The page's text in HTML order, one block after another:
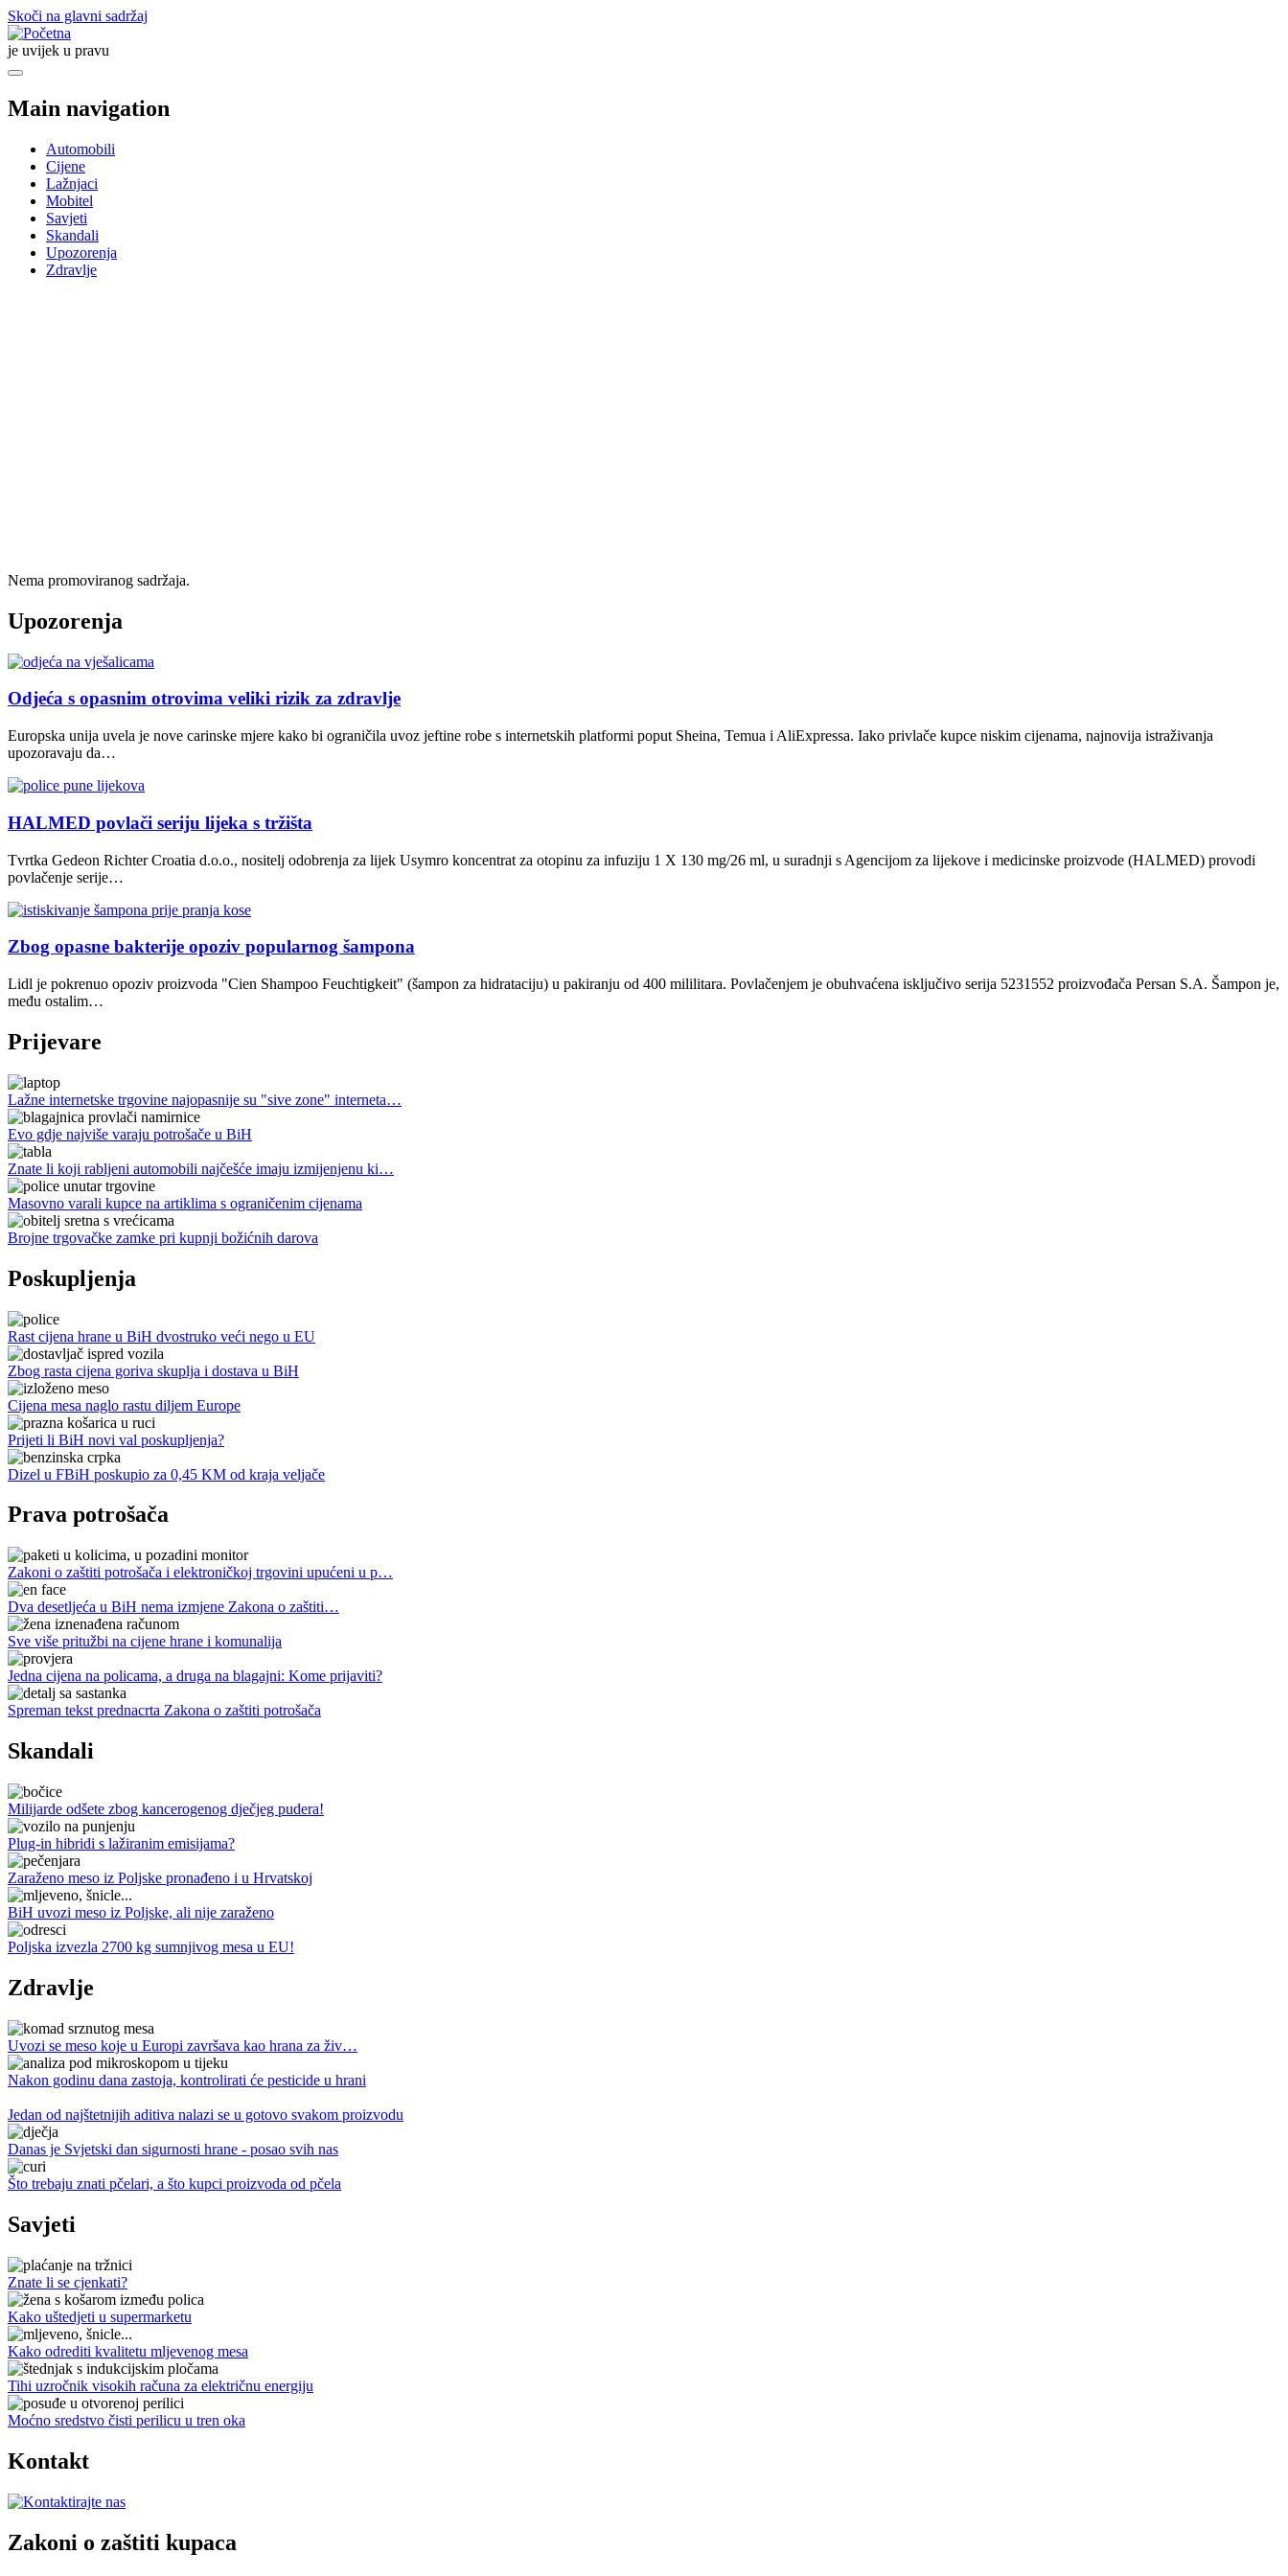
Skoči na glavni sadržaj
je uvijek u pravu
Main navigation
Automobili
Cijene
Lažnjaci
Mobitel
Savjeti
Skandali
Upozorenja
Zdravlje
Nema promoviranog sadržaja.
Upozorenja
Odjeća s opasnim otrovima veliki rizik za zdravlje
Europska unija uvela je nove carinske mjere kako bi ograničila uvoz jeftine robe s internetskih platformi poput Sheina, Temua i AliExpressa. Iako privlače kupce niskim cijenama, najnovija istraživanja
upozoravaju da…
HALMED povlači seriju lijeka s tržišta
Tvrtka Gedeon Richter Croatia d.o.o., nositelj odobrenja za lijek Usymro koncentrat za otopinu za infuziju 1 X 130 mg/26 ml, u suradnji s Agencijom za lijekove i medicinske proizvode (HALMED) provodi
povlačenje serije…
Zbog opasne bakterije opoziv popularnog šampona
Lidl je pokrenuo opoziv proizvoda "Cien Shampoo Feuchtigkeit" (šampon za hidrataciju) u pakiranju od 400 mililitara. Povlačenjem je obuhvaćena isključivo serija 5231552 proizvođača Persan S.A. Šampon je,
među ostalim…
Prijevare
Lažne internetske trgovine najopasnije su "sive zone" interneta…
Evo gdje najviše varaju potrošače u BiH
Znate li koji rabljeni automobili najčešće imaju izmijenjenu ki…
Masovno varali kupce na artiklima s ograničenim cijenama
Brojne trgovačke zamke pri kupnji božićnih darova
Poskupljenja
Rast cijena hrane u BiH dvostruko veći nego u EU
Zbog rasta cijena goriva skuplja i dostava u BiH
Cijena mesa naglo rastu diljem Europe
Prijeti li BiH novi val poskupljenja?
Dizel u FBiH poskupio za 0,45 KM od kraja veljače
Prava potrošača
Zakoni o zaštiti potrošača i elektroničkoj trgovini upućeni u p…
Dva desetljeća u BiH nema izmjene Zakona o zaštiti…
Sve više pritužbi na cijene hrane i komunalija
Jedna cijena na policama, a druga na blagajni: Kome prijaviti?
Spreman tekst prednacrta Zakona o zaštiti potrošača
Skandali
Milijarde odšete zbog kancerogenog dječjeg pudera!
Plug-in hibridi s lažiranim emisijama?
Zaraženo meso iz Poljske pronađeno i u Hrvatskoj
BiH uvozi meso iz Poljske, ali nije zaraženo
Poljska izvezla 2700 kg sumnjivog mesa u EU!
Zdravlje
Uvozi se meso koje u Europi završava kao hrana za živ…
Nakon godinu dana zastoja, kontrolirati će pesticide u hrani
Jedan od najštetnijih aditiva nalazi se u gotovo svakom proizvodu
Danas je Svjetski dan sigurnosti hrane - posao svih nas
Što trebaju znati pčelari, a što kupci proizvoda od pčela
Savjeti
Znate li se cjenkati?
Kako uštedjeti u supermarketu
Kako odrediti kvalitetu mljevenog mesa
Tihi uzročnik visokih računa za električnu energiju
Moćno sredstvo čisti perilicu u tren oka
Kontakt
Zakoni o zaštiti kupaca